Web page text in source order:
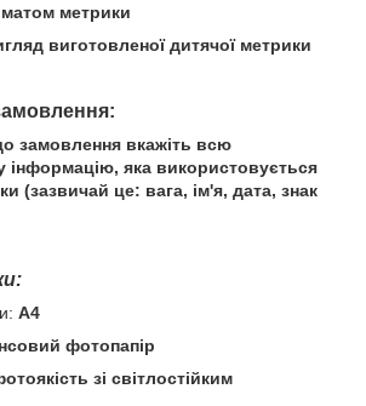
метрики
виготовленої дитячої метрики
замовлення вкажіть всю
інформацію, яка використовується
(зазвичай це: вага, ім'я, дата, знак
А4
фотопапір
зі світлостійким